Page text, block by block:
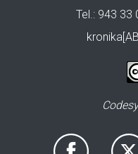
Tel.: 943 33